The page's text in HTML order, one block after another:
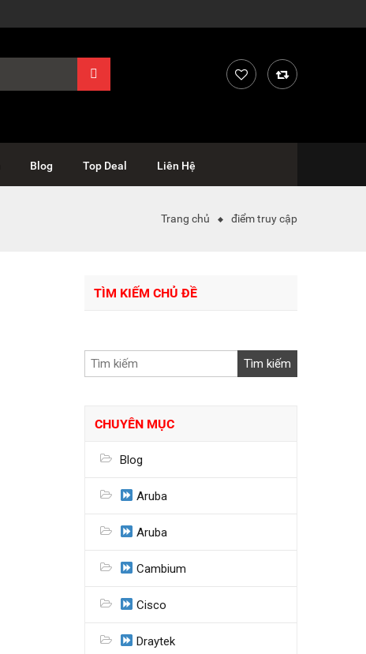
Blog Top Deal Liên Hệ
Trang chủ điểm truy cập
TÌM KIẾM CHỦ ĐỀ
kiếm:
CHUYÊN MỤC
Blog
Aruba
Aruba
Cambium
Cisco
Draytek